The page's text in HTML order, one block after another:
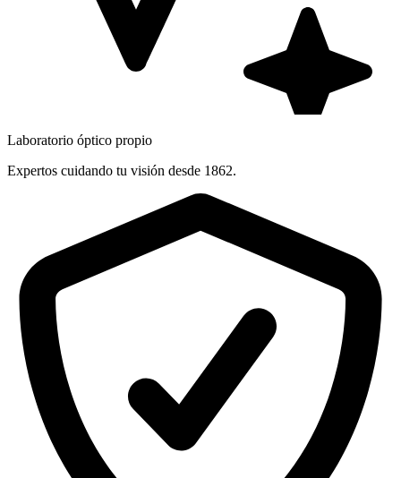
Laboratorio óptico propio
Expertos cuidando tu visión desde 1862.